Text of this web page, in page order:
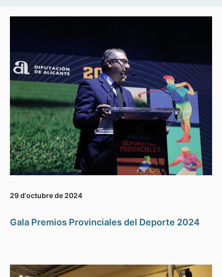
29 d'octubre de 2024
Gala Premios Provinciales del Deporte 2024